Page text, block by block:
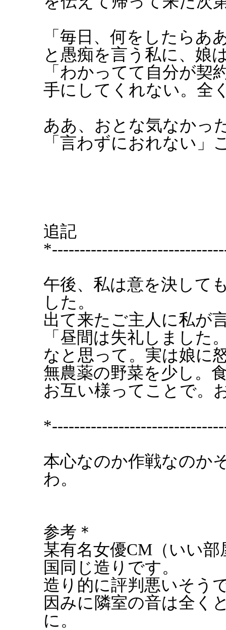
「毎日、何をしたらあ
と愚痴を言う私に、娘
「わかってて自分が契
手にしてくれない。全
ああ、おとな気なかっ
「言わずにおれない」
追記
午後、私は意を決して
した。
出て来たご主人に私が
「昼間は失礼しました
なと思って。実は娘に
無農薬の野菜を少し。
お互い様ってことで。
本心なのか作戦なのか
わ。
参考＊
某有名女優CM（いい
国同じ造りです。
造り的に評判悪いそう
因みに隣室の音は全く
に。